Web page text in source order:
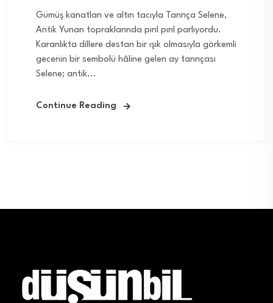
Gümüş kanatları ve altın tacıyla Tanrıça Selene,
Antik Yunan topraklarında pırıl pırıl parlıyordu.
Karanlıkta dillere destan bir ışık olmasıyla görkemli
gecenin bir sembolü hâline gelen ay tanrıçası
Selene; antik...
Continue Reading